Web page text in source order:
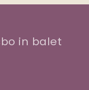
in balet